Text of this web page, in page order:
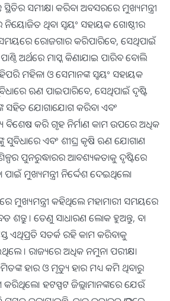
ସ୍ଥିତିର ସମୀକ୍ଷା କରିବା ଅବସରରେ ମୁଖ୍ୟମନ୍ତ୍ରୀ
ନିୟୋଜିତ ଥିବା ସ୍ବୟଂ ସହାୟକ ଗୋଷ୍ଠୀର
ରୋଜଗାର କରିପାରିବେ, ସେଥିପାଇଁ
ଅର୍ଥରେ ମାସ୍କ କିଣାଯାଇ ପାରିବ ବୋଲି
ମହିଳା ଓ ସେମାନଙ୍କ ସ୍ବୟଂ ସହାୟକ
ଋଣ ପାଇପାରିବେ, ସେଥିପାଇଁ ଦୃଷ୍ଟି
ସହିତ ଯୋଗାଯୋଗ କରିବା ଏବଂ
ବିଶେଷ କରି ଗୃହ ନିର୍ମାଣ କାମ ଉପରେ ଅଧିକ
ସୁବିଧାରେ ଏବଂ ଶୀଘ୍ର କୃଷି ଋଣ ଯୋଗାଣ
ପୁନରୁଦ୍ଧାରର ଆବଶ୍ୟକତାକୁ ଦୃଷ୍ଟିରେ
ମୁଖ୍ୟମନ୍ତ୍ରୀ ନିର୍ଦ୍ଦେଶ ଦେଇଥିଲେ।
ମୁଖ୍ୟମନ୍ତ୍ରୀ କହିଥିଲେ ମହାମାରୀ ସମୟରେ
ଶତ୍ରୁ । ତେଣୁ ସାଧାରଣ ଲୋକ ହୁଅନ୍ତୁ, ବା
ଏଥିପ୍ରତି ସତର୍କ ରହି କାମ କରିବାକୁ
। ରାଜ୍ୟରେ ଅଧିକ ନମୁନା ପରୀକ୍ଷା
ହାର ଓ ମୃତ୍ୟୁ ହାର ମଧ୍ୟ କମି ଥିବାରୁ
କରିଥିଲେ। ହଟସ୍ପଟ ଜିଲ୍ଲାମାନଙ୍କରେ ଯେଉଁ